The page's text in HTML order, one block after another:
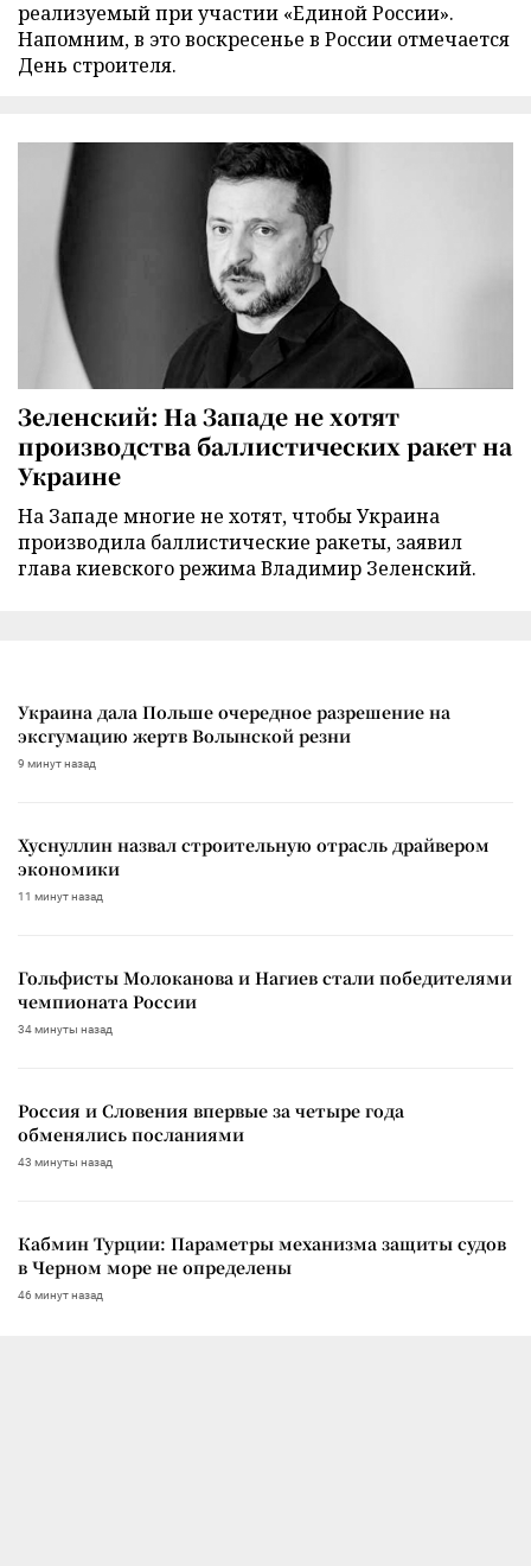
реализуемый при участии «Единой России».
Напомним, в это воскресенье в России отмечается
День строителя.
Зеленский: На Западе не хотят
производства баллистических ракет на
Украине
На Западе многие не хотят, чтобы Украина
производила баллистические ракеты, заявил
глава киевского режима Владимир Зеленский.
Украина дала Польше очередное разрешение на
эксгумацию жертв Волынской резни
9 минут назад
Хуснуллин назвал строительную отрасль драйвером
экономики
11 минут назад
Гольфисты Молоканова и Нагиев стали победителями
чемпионата России
34 минуты назад
Россия и Словения впервые за четыре года
обменялись посланиями
43 минуты назад
Кабмин Турции: Параметры механизма защиты судов
в Черном море не определены
46 минут назад